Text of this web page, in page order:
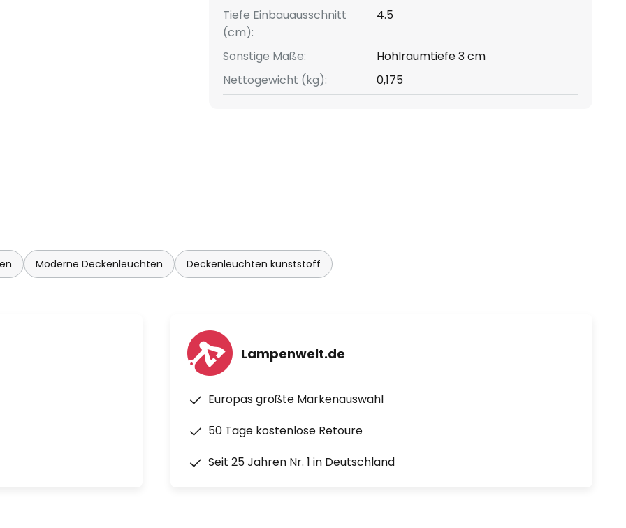
Tiefe Einbauausschnitt
(cm):
4.5
Sonstige Maße:
Hohlraumtiefe 3 cm
Nettogewicht (kg):
0,175
Moderne Deckenleuchten Deckenleuchten kunststoff
Lampenwelt.de
Europas größte Markenauswahl
50 Tage kostenlose Retoure
Seit 25 Jahren Nr. 1 in Deutschland